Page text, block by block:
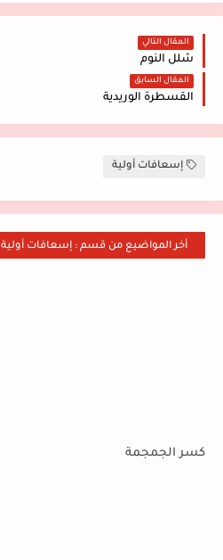
المقال التالي
شلل النوم
المقال السابق
القسطرة الوريدية
إسعافات أولية
أخر المواضيع من قسم : إسعافات أولية
كسر الجمجمة